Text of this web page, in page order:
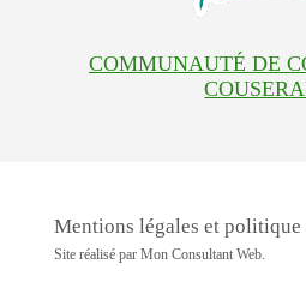
COMMUNAUTÉ DE
Mentions légales et
Site réalisé par Mon Consultant Web.